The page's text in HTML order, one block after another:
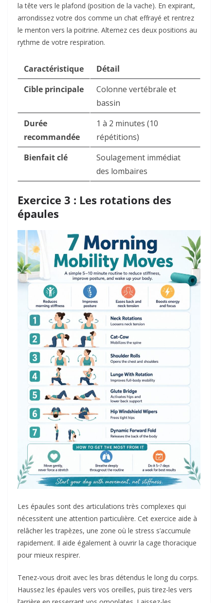
la tête vers le plafond (position de la vache). En expirant,
arrondissez votre dos comme un chat effrayé et rentrez
le menton vers la poitrine. Alternez ces deux positions au
rythme de votre respiration.
Caractéristique
Détail
Cible principale
Colonne vertébrale et
bassin
Durée
recommandée
1 à 2 minutes (10
répétitions)
Bienfait clé
Soulagement immédiat
des lombaires
Exercice 3 : Les rotations des
épaules
Les épaules sont des articulations très complexes qui
nécessitent une attention particulière. Cet exercice aide à
relâcher les trapèzes, une zone où le stress s’accumule
rapidement. Il aide également à ouvrir la cage thoracique
pour mieux respirer.
Tenez-vous droit avec les bras détendus le long du corps.
Haussez les épaules vers vos oreilles, puis tirez-les vers